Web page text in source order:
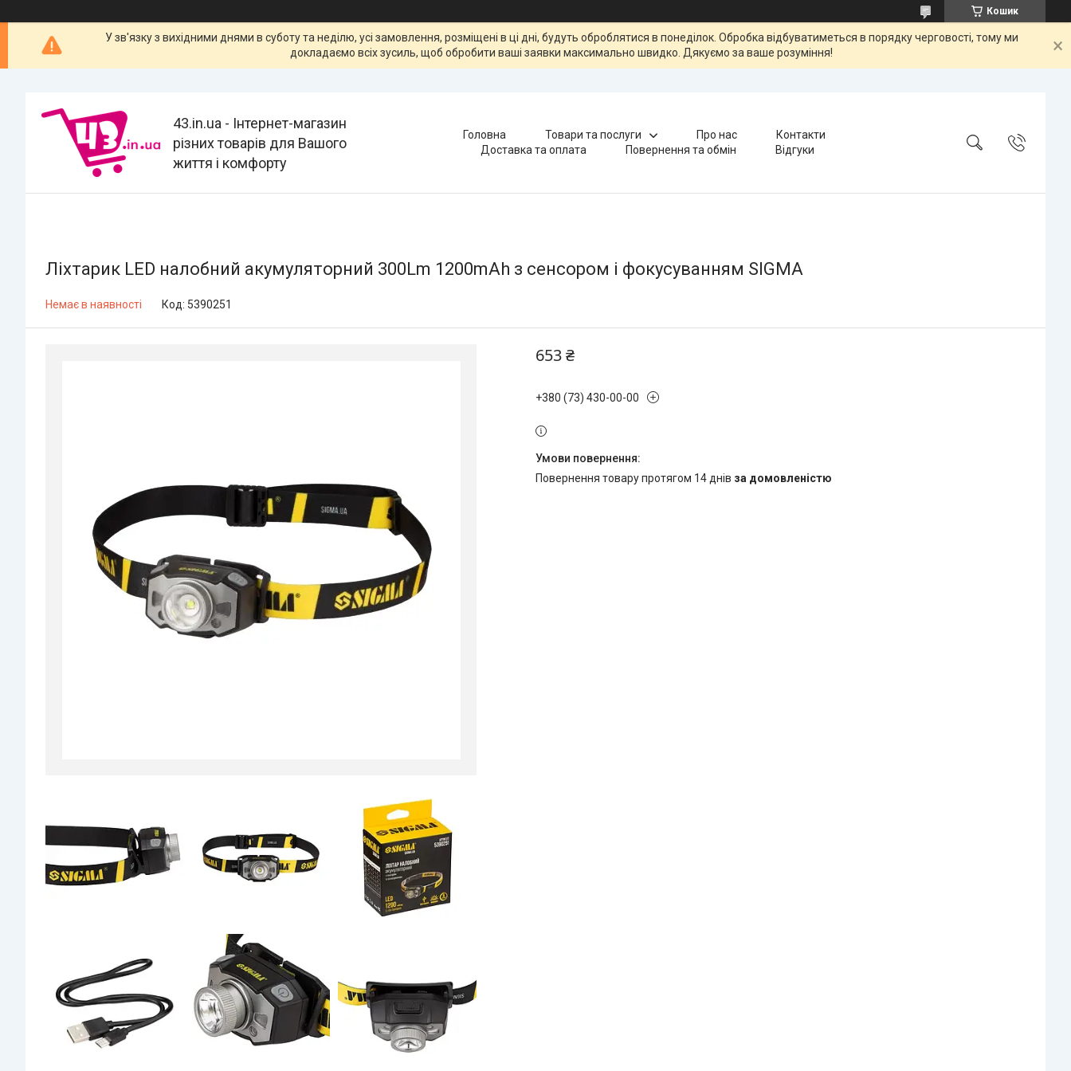
Кошик
У зв'язку з вихідними днями в суботу та неділю, усі замовлення, розміщені в ці дні, будуть оброблятися в понеділок. Обробка відбуватиметься в порядку черговості, тому ми
докладаємо всіх зусиль, щоб обробити ваші заявки максимально швидко. Дякуємо за ваше розуміння!
43.in.ua - Інтернет-магазин
різних товарів для Вашого
життя і комфорту
Головна Товари та послуги Про нас
Контакти
Доставка та оплата
Повернення та обмін Відгуки
Ліхтарик LED налобний акумуляторний 300Lm 1200mAh з сенсором і фокусуванням SIGMA
Немає в наявності Код: 5390251
653 ₴
+380 (73) 430-00-00
повернення товару протягом 14 днів за домовленістю